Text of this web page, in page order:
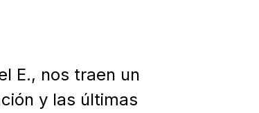
E., nos traen un
y las últimas